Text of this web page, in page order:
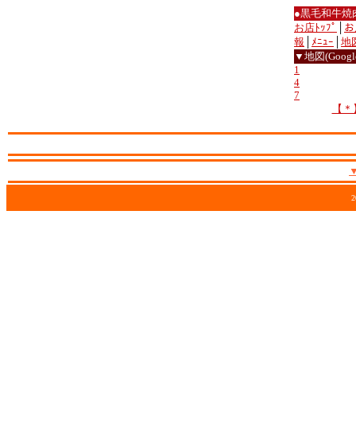
●黒毛和牛
お店ﾄｯﾌﾟ
報
ﾒﾆｭｰ
地
▼地図
1
4
7
【